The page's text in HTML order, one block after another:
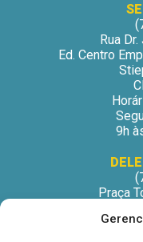
Rua
Ed. Centro
9h
Praça
São